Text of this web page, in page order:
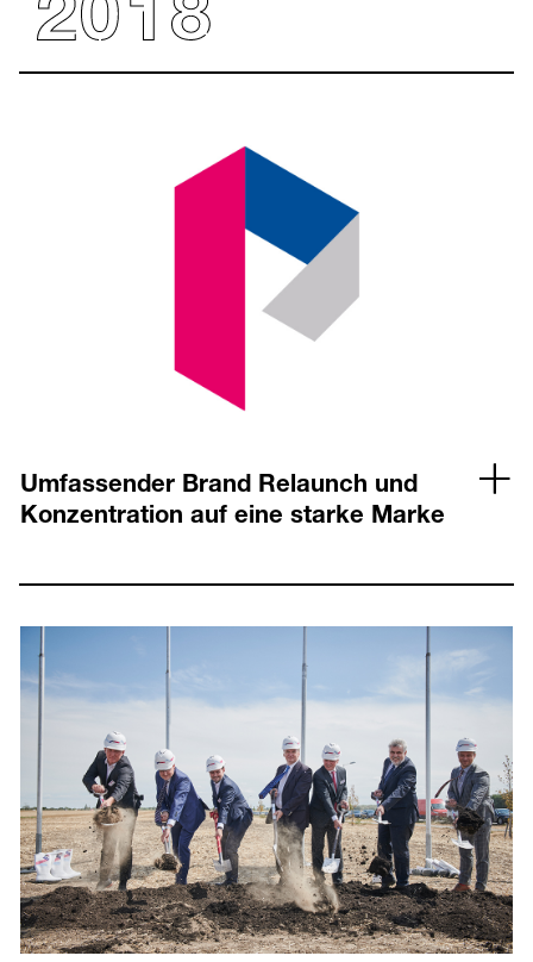
Umfassender Brand Relaunch und
Konzentration auf eine starke Marke